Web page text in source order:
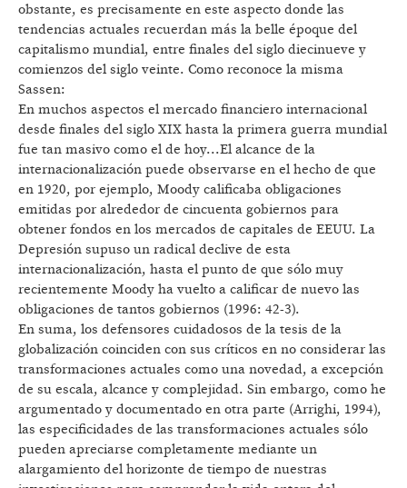
obstante, es precisamente en este aspecto donde las
tendencias actuales recuerdan más la belle époque del
capitalismo mundial, entre finales del siglo diecinueve y
comienzos del siglo veinte. Como reconoce la misma
Sassen:
En muchos aspectos el mercado financiero internacional
desde finales del siglo XIX hasta la primera guerra mundial
fue tan masivo como el de hoy...El alcance de la
internacionalización puede observarse en el hecho de que
en 1920, por ejemplo, Moody calificaba obligaciones
emitidas por alrededor de cincuenta gobiernos para
obtener fondos en los mercados de capitales de EEUU. La
Depresión supuso un radical declive de esta
internacionalización, hasta el punto de que sólo muy
recientemente Moody ha vuelto a calificar de nuevo las
obligaciones de tantos gobiernos (1996: 42-3).
En suma, los defensores cuidadosos de la tesis de la
globalización coinciden con sus críticos en no considerar las
transformaciones actuales como una novedad, a excepción
de su escala, alcance y complejidad. Sin embargo, como he
argumentado y documentado en otra parte (Arrighi, 1994),
las especificidades de las transformaciones actuales sólo
pueden apreciarse completamente mediante un
alargamiento del horizonte de tiempo de nuestras